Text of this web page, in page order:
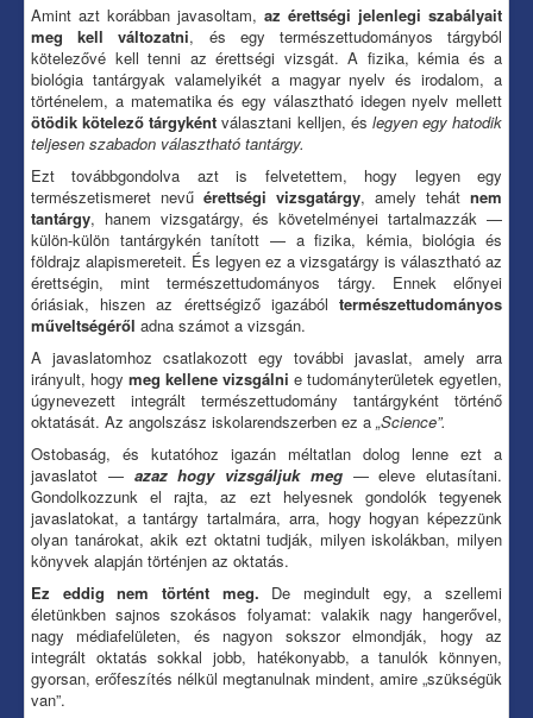
Amint azt korábban javasoltam, az érettségi jelenlegi szabályait
meg kell változatni, és egy természettudományos tárgyból
kötelezővé kell tenni az érettségi vizsgát. A fizika, kémia és a
biológia tantárgyak valamelyikét a magyar nyelv és irodalom, a
történelem, a matematika és egy választható idegen nyelv mellett
ötödik kötelező tárgyként választani kelljen, és legyen egy hatodik
teljesen szabadon választható tantárgy.
Ezt továbbgondolva azt is felvetettem, hogy legyen egy
természetismeret nevű érettségi vizsgatárgy, amely tehát nem
tantárgy, hanem vizsgatárgy, és követelményei tartalmazzák —
külön-külön tantárgykén tanított — a fizika, kémia, biológia és
földrajz alapismereteit. És legyen ez a vizsgatárgy is választható az
érettségin, mint természettudományos tárgy. Ennek előnyei
óriásiak, hiszen az érettségiző igazából természettudományos
műveltségéről adna számot a vizsgán.
A javaslatomhoz csatlakozott egy további javaslat, amely arra
irányult, hogy meg kellene vizsgálni e tudományterületek egyetlen,
úgynevezett integrált természettudomány tantárgyként történő
oktatását. Az angolszász iskolarendszerben ez a „Science”.
Ostobaság, és kutatóhoz igazán méltatlan dolog lenne ezt a
javaslatot — azaz hogy vizsgáljuk meg— eleve elutasítani.
Gondolkozzunk el rajta, az ezt helyesnek gondolók tegyenek
javaslatokat, a tantárgy tartalmára, arra, hogy hogyan képezzünk
olyan tanárokat, akik ezt oktatni tudják, milyen iskolákban, milyen
könyvek alapján történjen az oktatás.
Ez eddig nem történt meg. De megindult egy, a szellemi
életünkben sajnos szokásos folyamat: valakik nagy hangerővel,
nagy médiafelületen, és nagyon sokszor elmondják, hogy az
integrált oktatás sokkal jobb, hatékonyabb, a tanulók könnyen,
gyorsan, erőfeszítés nélkül megtanulnak mindent, amire „szükségük
van”.